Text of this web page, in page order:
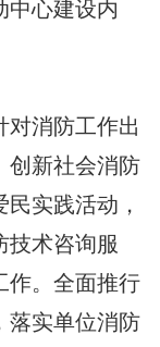
中心建设内
消防工作出
创新社会消防
实践活动，
技术咨询服
作。全面推行
落实单位消防